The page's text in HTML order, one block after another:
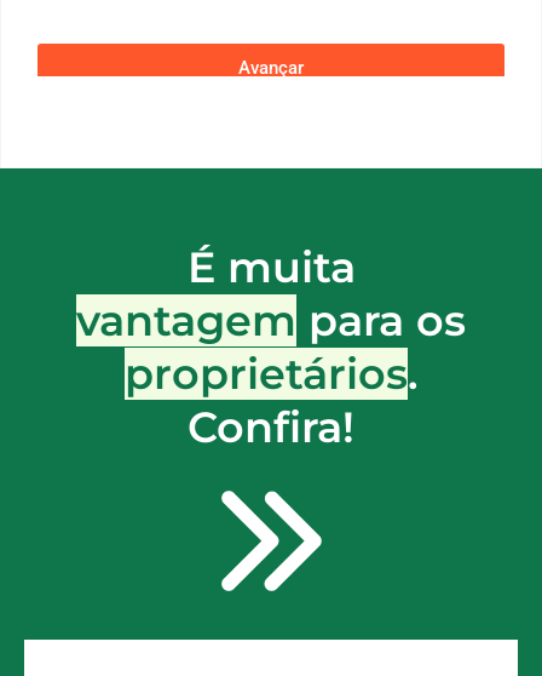
Avançar
É muita
vantagem para os
proprietários.
Confira!